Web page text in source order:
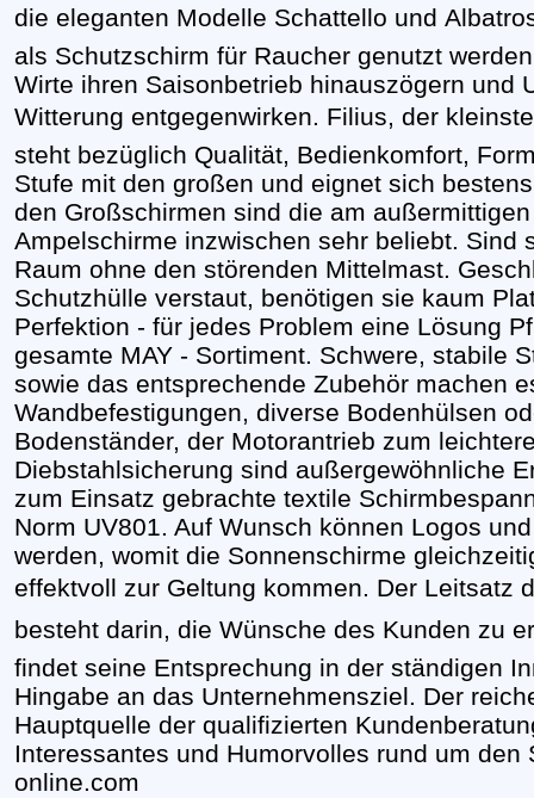
die eleganten Modelle Schattello und
als Schutzschirm für Raucher genutzt
Wirte ihren Saisonbetrieb hinauszögern und
Witterung entgegenwirken. Filius, der
steht bezüglich Qualität, Bedienkomfort,
Stufe mit den großen und eignet sich
den Großschirmen sind die am
Ampelschirme inzwischen sehr beliebt. Sind
Raum ohne den störenden Mittelmast.
Schutzhülle verstaut, benötigen sie kaum
Perfektion - für jedes Problem eine Lösung
gesamte MAY - Sortiment. Schwere, stabile
sowie das entsprechende Zubehör machen
Wandbefestigungen, diverse Bodenhülsen
Bodenständer, der Motorantrieb zum
Diebstahlsicherung sind außergewöhnliche
zum Einsatz gebrachte textile
Norm UV801. Auf Wunsch können Logos
werden, womit die Sonnenschirme
effektvoll zur Geltung kommen. Der Leitsatz
besteht darin, die Wünsche des Kunden zu
findet seine Entsprechung in der ständigen
Hingabe an das Unternehmensziel. Der
Hauptquelle der qualifizierten
Interessantes und Humorvolles rund um
online.com